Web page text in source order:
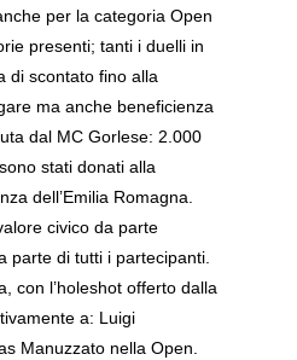
per la categoria Open
presenti; tanti i duelli in
di scontato fino alla
ma anche beneficienza
dal MC Gorlese: 2.000
stati donati alla
dell’Emilia Romagna.
civico da parte
parte di tutti i partecipanti.
con l’holeshot offerto dalla
a: Luigi
Manuzzato nella Open.